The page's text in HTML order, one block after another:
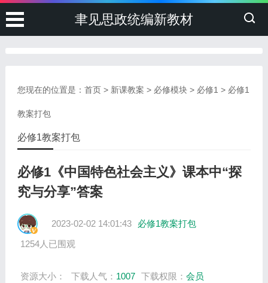
聿见思政统编新教材
您现在的位置是： 首页> 新课教案 > 必修模块> 必修1 > 必修1
教案打包
必修1教案打包
必修1《中国特色社会主义》课本中“探
究与分享”答案
2023-02-02 14:01:43
必修1教案打包
1254人已围观
资源大小： 下载人气： 1007 下载权限： 会员